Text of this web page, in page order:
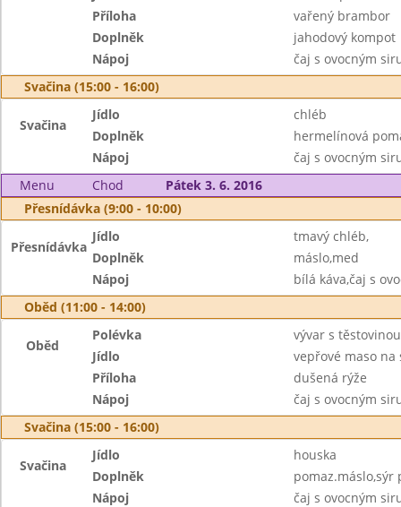
Příloha
vařený brambor
Doplněk
jahodový kompot
Nápoj
čaj s ovocným
Svačina (15:00 - 16:00)
Svačina
Jídlo
chléb
Doplněk
hermelínová
Nápoj
čaj s ovocným
Menu
Chod
Pátek 3. 6. 2016
Přesnídávka (9:00 - 10:00)
Přesnídávka
Jídlo
tmavý chléb,
Doplněk
máslo,med
Nápoj
bílá káva,čaj s
Oběd (11:00 - 14:00)
Oběd
Polévka
vývar s těstovinou
Jídlo
vepřové maso na
Příloha
dušená rýže
Nápoj
čaj s ovocným
Svačina (15:00 - 16:00)
Svačina
Jídlo
houska
Doplněk
pomaz.máslo,sýr
Nápoj
čaj s ovocným